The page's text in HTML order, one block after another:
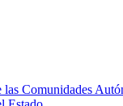
Comunidades